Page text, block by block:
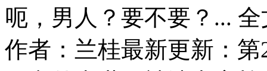
呃，男人？要不要？...
作者：兰桂最新更新：